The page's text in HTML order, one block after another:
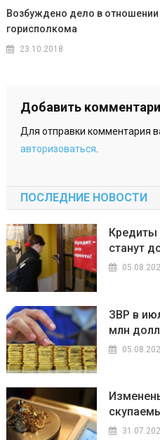
Возбуждено дело в
горисполкома
23.10.2018
Добавить
Для отправки комментария
авторизоваться
ПОСЛЕДНИЕ НОВОСТИ
Кредиты
станут
ЗВР в
млн